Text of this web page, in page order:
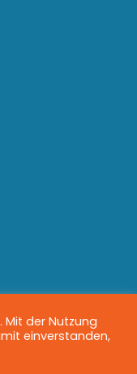
Mit der Nutzung
einverstanden,